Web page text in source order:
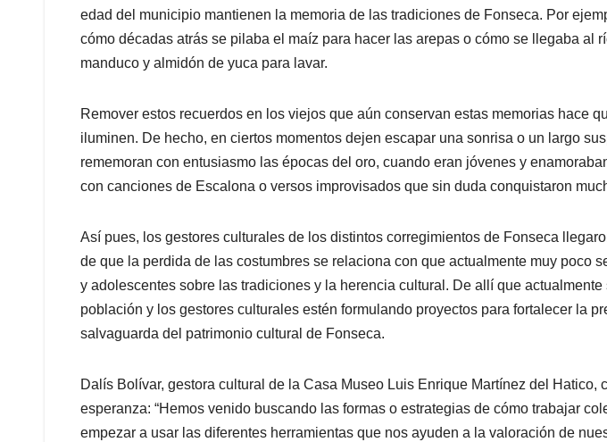
edad del municipio mantienen la memoria de las tradiciones de Fonseca. Por
cómo décadas atrás se pilaba el maíz para hacer las arepas o cómo se llegaba al
manduco y almidón de yuca para lavar.
Remover estos recuerdos en los viejos que aún conservan estas memorias hace
iluminen. De hecho, en ciertos momentos dejen escapar una sonrisa o un largo
rememoran con entusiasmo las épocas del oro, cuando eran jóvenes y
con canciones de Escalona o versos improvisados que sin duda conquistaron
Así pues, los gestores culturales de los distintos corregimientos de Fonseca
de que la perdida de las costumbres se relaciona con que actualmente muy poco
y adolescentes sobre las tradiciones y la herencia cultural. De allí que actualmente
población y los gestores culturales estén formulando proyectos para fortalecer la
salvaguarda del patrimonio cultural de Fonseca.
Dalís Bolívar, gestora cultural de la Casa Museo Luis Enrique Martínez del Hatico,
esperanza: “Hemos venido buscando las formas o estrategias de cómo trabajar
empezar a usar las diferentes herramientas que nos ayuden a la valoración de